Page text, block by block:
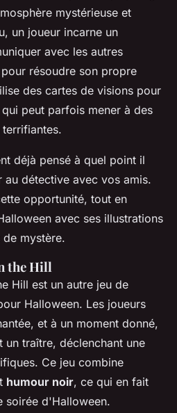
mystérieuse et
un joueur incarne un
avec les autres
résoudre son propre
des cartes de visions pour
peut parfois mener à des
déjà pensé à quel point il
au détective avec vos amis.
opportunité, tout en
avec ses illustrations
de mystère.
the Hill
Hill est un autre jeu de
Halloween. Les joueurs
et à un moment donné,
traître, déclenchant une
Ce jeu combine
humour noir, ce qui en fait
soirée d'Halloween.